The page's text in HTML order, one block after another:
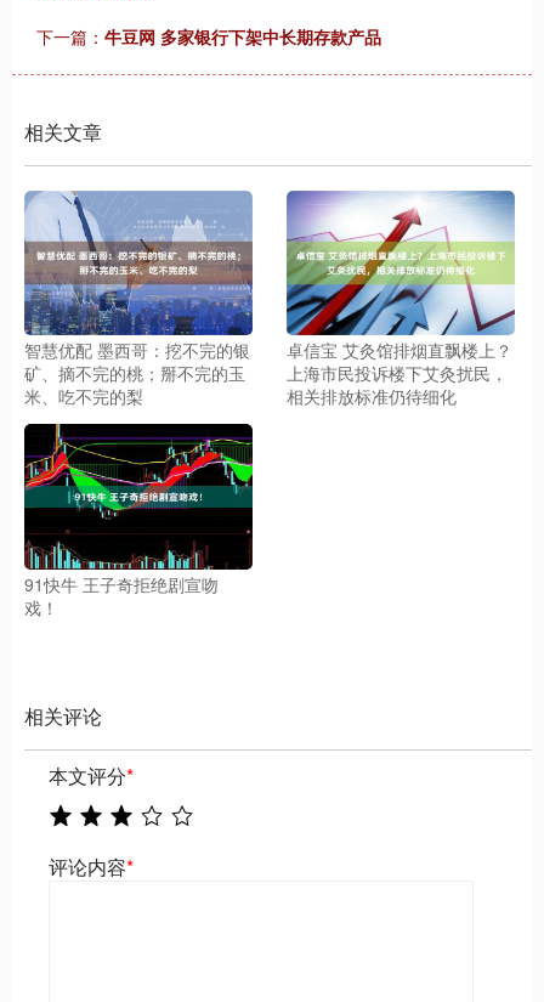
下一篇： 牛豆网 多家银行下架中长期存款产品
相关文章
智慧优配 墨西哥：挖不完的银
矿、摘不完的桃；掰不完的玉
米、吃不完的梨
卓信宝 艾灸馆排烟直飘楼上？
上海市民投诉楼下艾灸扰民，
相关排放标准仍待细化
91快牛 王子奇拒绝剧宣吻
戏！
相关评论
本文评分*
评论内容*